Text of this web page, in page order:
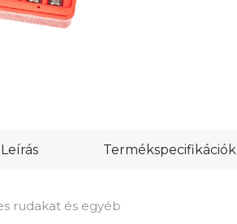
Leírás Termékspecifikációk
rudakat és egyéb